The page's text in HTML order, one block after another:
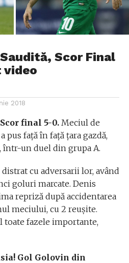
Scor Final
video
2018
final 5-0.Meciul de
pus față în față țara gazdă,
într-un duel din grupa A.
cu adversarii lor, având
goluri marcate. Denis
repriză după accidentarea
meciului, cu 2 reușite.
toate fazele importante,
Gol Golovin din